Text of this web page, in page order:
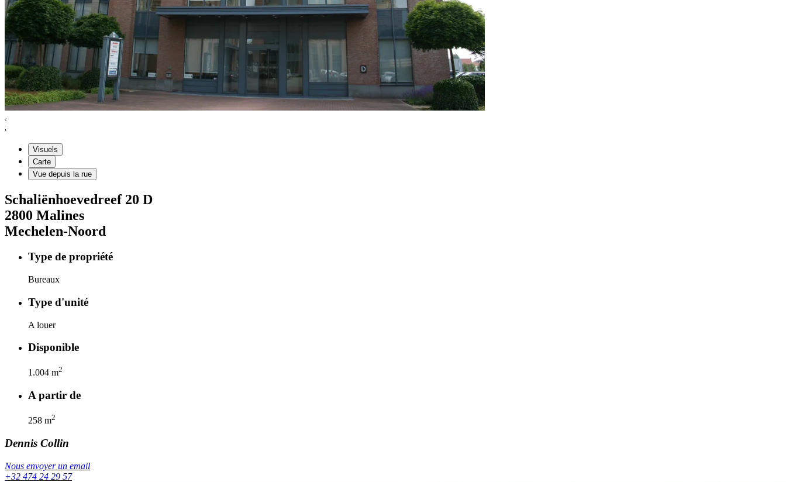
Visuels
Carte
Vue depuis la rue
Schaliënhoevedreef 20 D
2800 Malines
Mechelen-Noord
Type de propriété
Bureaux
Type d'unité
A louer
Disponible
1.004 m2
A partir de
258 m2
Dennis Collin
Nous envoyer un email
+32 474 24 29 57